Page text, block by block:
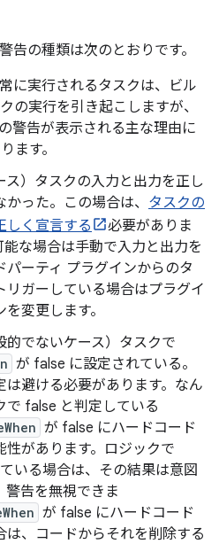
告の種類は次のとおりです。
に実行されるタスクは、ビル
の実行を引き起こしますが、
警告が表示される主な理由に
ます。
ス）タスクの入力と出力を正し
った。この場合は、 タスクの
しく宣言する
必要がありま
能な場合は手動で入力と出力を
パーティ プラグインからのタ
リガーしている場合はプラグイ
変更します。
的でないケース）タスクで
が false に設定されている。
は避ける必要があります。なん
で false と判定している
が false にハードコード
性があります。ロジックで
いる場合は、その結果は意図
警告を無視できま
が false にハードコード
は、コードからそれを削除する